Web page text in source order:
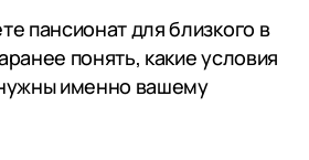
номинальное
этого
решила
в
вовремя
пансионат,
за ваш не
пансионат для близкого в
понять, какие условия
именно вашему